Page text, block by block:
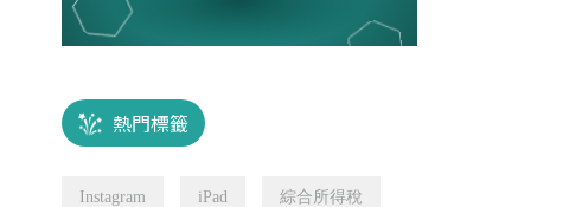
熱門標籤
Instagram iPad 綜合所得稅